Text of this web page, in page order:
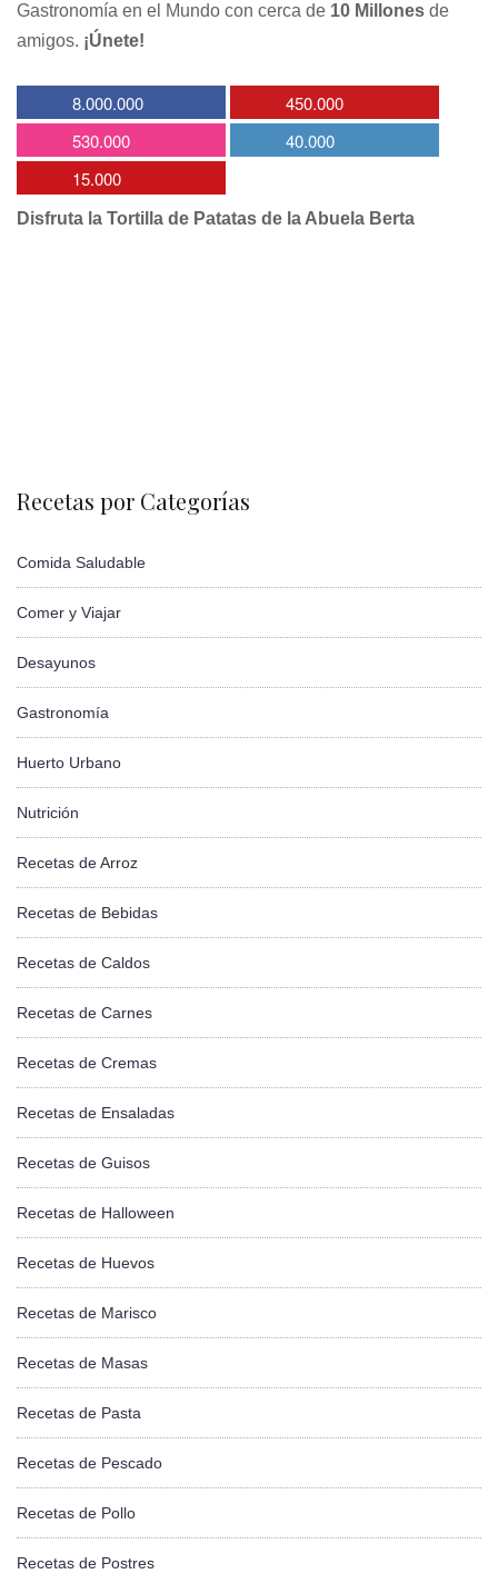
Gastronomía en el Mundo con cerca de 10 Millones de
amigos. ¡Únete!
8.000.000
450.000
530.000
40.000
15.000
Disfruta la Tortilla de Patatas de la Abuela Berta
Recetas por Categorías
Comida Saludable
Comer y Viajar
Desayunos
Gastronomía
Huerto Urbano
Nutrición
Recetas de Arroz
Recetas de Bebidas
Recetas de Caldos
Recetas de Carnes
Recetas de Cremas
Recetas de Ensaladas
Recetas de Guisos
Recetas de Halloween
Recetas de Huevos
Recetas de Marisco
Recetas de Masas
Recetas de Pasta
Recetas de Pescado
Recetas de Pollo
Recetas de Postres